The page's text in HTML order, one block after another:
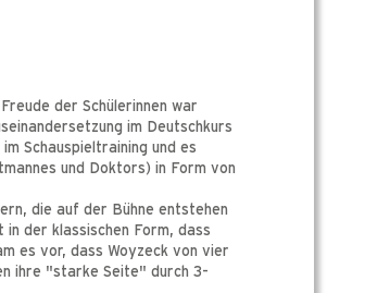
der Schülerinnen war
im Deutschkurs
Schauspieltraining und es
und Doktors) in Form von
die auf der Bühne entstehen
der klassischen Form, dass
es vor, dass Woyzeck von vier
ihre "starke Seite" durch 3-